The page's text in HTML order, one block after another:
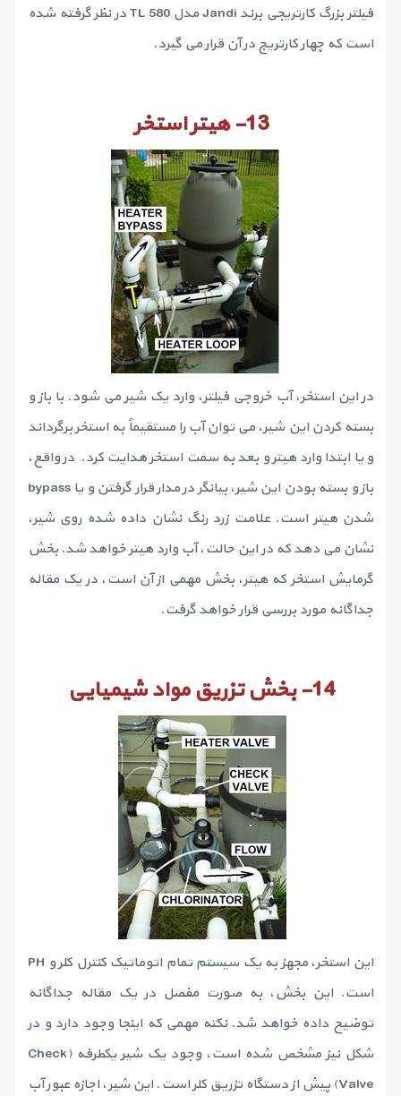
فیلتر بزرگ کارتریجی برند Jandi مدل TL 580 در نظر گرفته شده
است که چهار کارتریج در آن قرار می گیرد.
13- هیتر استخر
در این استخر، آب خروجی فیلتر، وارد یک شیر می شود. با باز و
بسته کردن این شیر، می توان آب را مستقیماً به استخر برگرداند
و یا ابتدا وارد هیتر و بعد به سمت استخر هدایت کرد. در واقع،
باز و بسته بودن این شیر، بیانگر در مدار قرار گرفتن و یا bypass
شدن هیتر است. علامت زرد رنگ نشان داده شده روی شیر،
نشان می دهد که در این حالت، آب وارد هیتر خواهد شد. بخش
گرمایش استخر که هیتر، بخش مهمی از آن است، در یک مقاله
جداگانه مورد بررسی قرار خواهد گرفت.
14- بخش تزریق مواد شیمیایی
این استخر، مجهز به یک سیستم تمام اتوماتیک کنترل کلر و PH
است. این بخش، به صورت مفصل در یک مقاله جداگانه
توضیح داده خواهد شد. نکته مهمی که اینجا وجود دارد و در
شکل نیز مشخص شده است، وجود یک شیر یکطرفه (Check
Valve) پیش از دستگاه تزریق کلر است. این شیر، اجازه عبور آب